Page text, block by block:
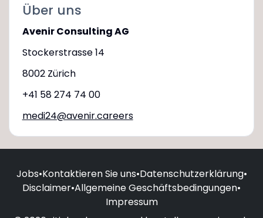
Über uns
Avenir Consulting AG
Stockerstrasse 14
8002 Zürich
+41 58 274 74 00
medi24@avenir.careers
Jobs•Kontaktieren Sie uns•Datenschutzerklärung•
Disclaimer•Allgemeine Geschäftsbedingungen•
Impressum